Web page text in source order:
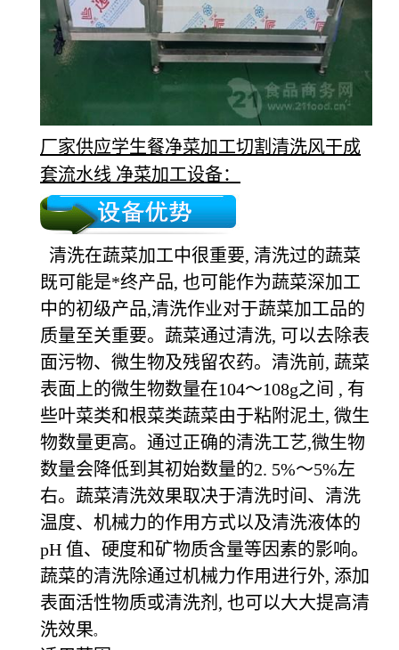
厂家供应学生餐净菜加工切割清洗风干成
套流水线 净菜加工设备：
清洗在蔬菜加工中很重要, 清洗过的蔬菜
既可能是*终产品, 也可能作为蔬菜深加工
中的初级产品,清洗作业对于蔬菜加工品的
质量至关重要。蔬菜通过清洗, 可以去除表
面污物、微生物及残留农药。清洗前, 蔬菜
表面上的微生物数量在104～108g之间 , 有
些叶菜类和根菜类蔬菜由于粘附泥土, 微生
物数量更高。通过正确的清洗工艺,微生物
数量会降低到其初始数量的2. 5%～5%左
右。蔬菜清洗效果取决于清洗时间、清洗
温度、机械力的作用方式以及清洗液体的
pH 值、硬度和矿物质含量等因素的影响。
蔬菜的清洗除通过机械力作用进行外, 添加
表面活性物质或清洗剂, 也可以大大提高清
洗效果。